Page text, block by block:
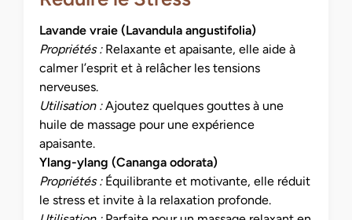
Lavande vraie (Lavandula angustifolia)
Propriétés :Relaxante et apaisante, elle aide à
calmer l’esprit et à relâcher les tensions
nerveuses.
Utilisation :Ajoutez quelques gouttes à une
huile de massage pour une expérience
apaisante.
Ylang-ylang (Cananga odorata)
Propriétés :Équilibrante et motivante, elle réduit
le stress et invite à la relaxation profonde.